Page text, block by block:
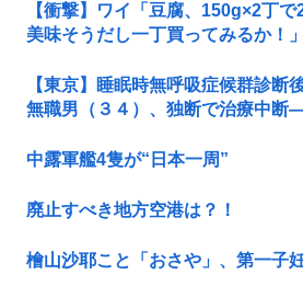
【衝撃】ワイ「豆腐、150g×2丁
美味そうだし一丁買ってみるか！
【東京】睡眠時無呼吸症候群診断
無職男（３４）、独断で治療中断
中露軍艦4隻が“日本一周”
廃止すべき地方空港は？！
檜山沙耶こと「おさや」、第一子